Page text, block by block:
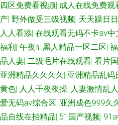
四区免费看视频| 成人在线免费观
产| 野外做受三级视频| 天天躁日
人人看添| 在线观看无码不卡av中
福利| 午夜h| 黑人精品一区二区|
品人妻| 二级毛片在线观看| 看片
亚洲精品久久久久| 亚洲精品乱码
黄色| 人人干夜夜操| 人妻激情乱
爱无码av综合区| 亚洲成色999久
品自线在拍精品| 51国产视频|